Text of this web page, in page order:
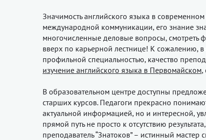
Значимость английского языка в
международной коммуникации, его знание
многочисленные деловые вопросы, смотреть
вверх по карьерной лестнице! К сожалению,
профильной специальностью, качество
изучение английского языка в Первомайском,
В образовательном центре доступны
старших курсов. Педагоги прекрасно
актуальной информацией, но и интересной,
прямой путь не просто к отсутствию
преподаватель “Знатоков” – истинный